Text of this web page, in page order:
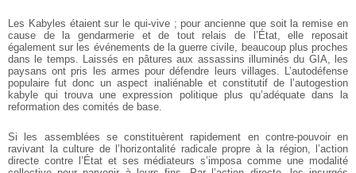
Les Kabyles étaient sur le qui-vive ; pour ancienne que soit la remise en
cause de la gendarmerie et de tout relais de l’État, elle reposait
également sur les événements de la guerre civile, beaucoup plus proches
dans le temps. Laissés en pâtures aux assassins illuminés du GIA, les
paysans ont pris les armes pour défendre leurs villages. L’autodéfense
populaire fut donc un aspect inaliénable et constitutif de l’autogestion
kabyle qui trouva une expression politique plus qu’adéquate dans la
reformation des comités de base.
Si les assemblées se constituèrent rapidement en contre-pouvoir en
ravivant la culture de l’horizontalité radicale propre à la région, l’action
directe contre l’État et ses médiateurs s’imposa comme une modalité